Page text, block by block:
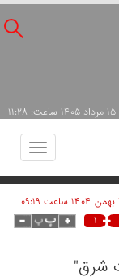
Toggle
۱